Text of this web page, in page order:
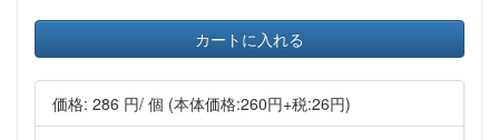
カートに入れる
価格: 286 円/ 個 (本体価格:260円+税:26円)